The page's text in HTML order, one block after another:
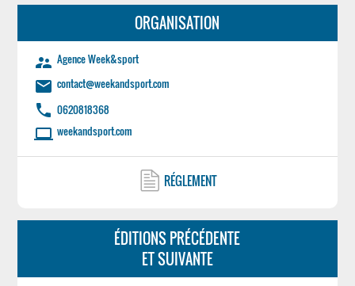
ORGANISATION
supervisor_account Agence Week&sport
email contact@weekandsport.com
phone 0620818368
laptop weekandsport.com
RÉGLEMENT
ÉDITIONS PRÉCÉDENTE
ET SUIVANTE